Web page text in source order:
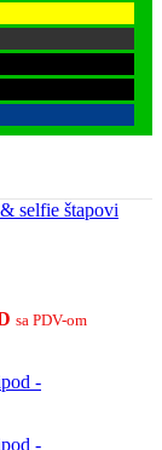
selfie štapovi
Trenutna
352.820,00 RSD.
sa PDV-om